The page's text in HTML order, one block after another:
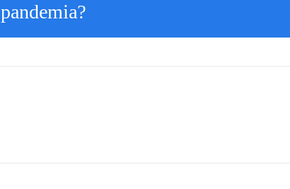
pandemia?